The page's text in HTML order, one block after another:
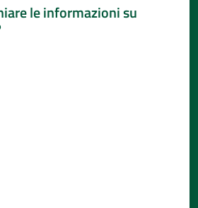
le informazioni su